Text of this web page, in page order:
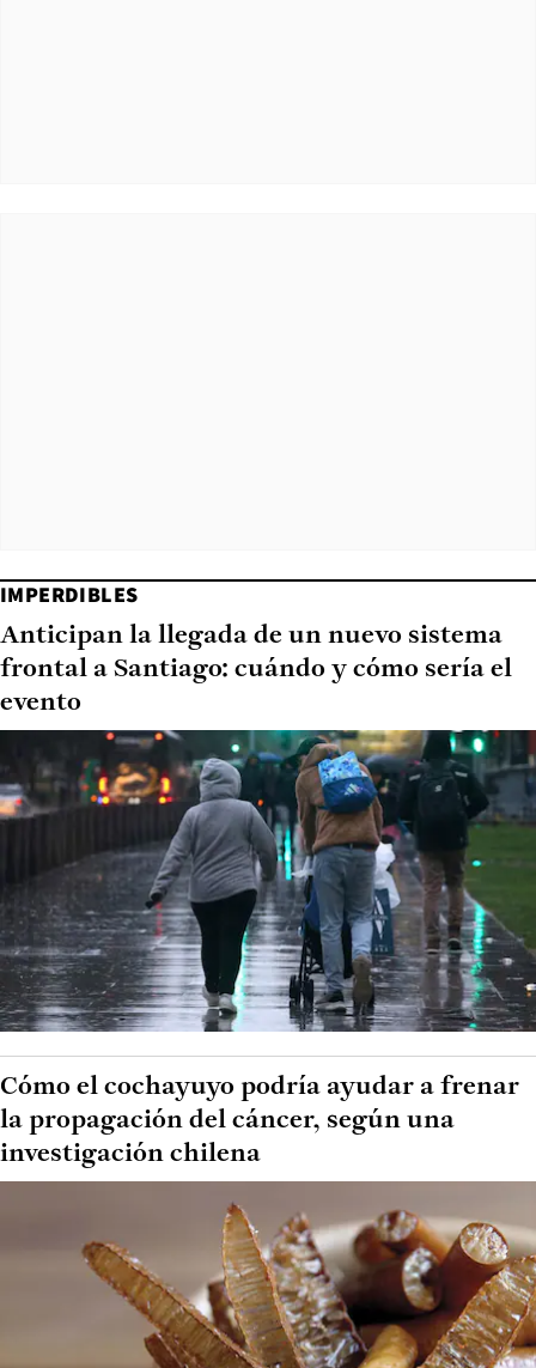
IMPERDIBLES
Anticipan la llegada de un nuevo sistema
frontal a Santiago: cuándo y cómo sería el
evento
Cómo el cochayuyo podría ayudar a frenar
la propagación del cáncer, según una
investigación chilena